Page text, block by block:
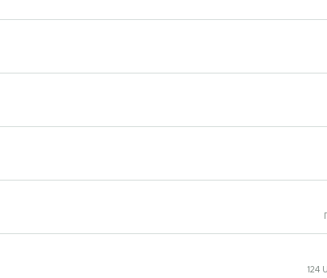
124